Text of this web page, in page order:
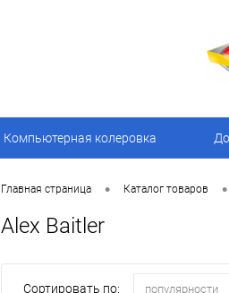
Компьютерная колеровка
Главная страница • Каталог товаров •
Alex Baitler
Сортировать по: популярности